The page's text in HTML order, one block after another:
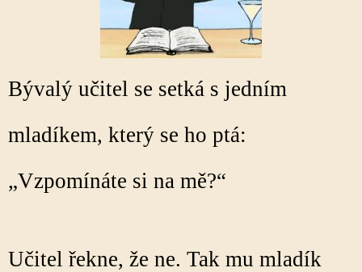
Bývalý učitel se setká s jedním
mladíkem, který se ho ptá:
„Vzpomínáte si na mě?“
Učitel řekne, že ne. Tak mu mladík